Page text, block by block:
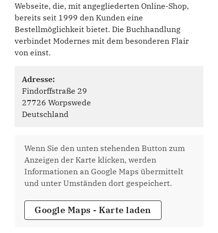
Webseite, die, mit angegliederten Online-Shop,
bereits seit 1999 den Kunden eine
Bestellmöglichkeit bietet. Die Buchhandlung
verbindet Modernes mit dem besonderen Flair
von einst.
Adresse:
Findorffstraße 29
27726 Worpswede
Deutschland
Wenn Sie den unten stehenden Button zum
Anzeigen der Karte klicken, werden
Informationen an Google Maps übermittelt
und unter Umständen dort gespeichert.
Google Maps - Karte laden